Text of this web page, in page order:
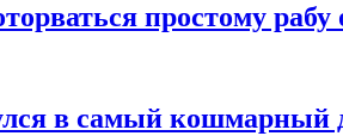
простому рабу
в самый